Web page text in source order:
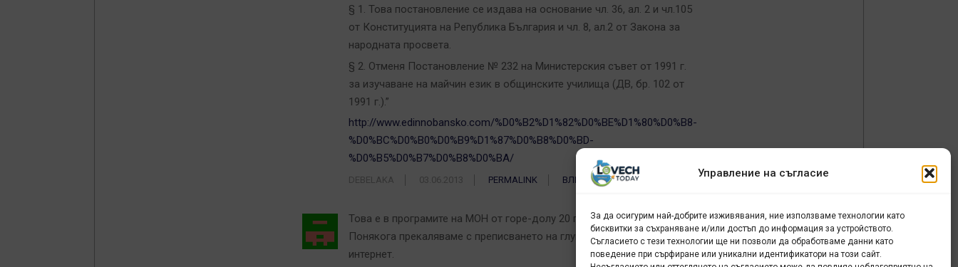
Управление на съгласие
За да осигурим най-добрите изживявания, ние използваме технологии като
бисквитки за съхраняване и/или достъп до информация за устройството.
Съгласието с тези технологии ще ни позволи да обработваме данни като
поведение при сърфиране или уникални идентификатори на този сайт.
§ 1. Това постановление се издава на основание чл. 36, ал. 2 и чл.105
от Конституцията на Република България и чл. 8, ал.2 от Закона за
народната просвета.
§ 2. Отменя Постановление № 232 на Министерския съвет от 1991 г.
за изучаване на майчин език в общинските училища (ДВ, бр. 102 от
1991 г.).”
http://www.edinnobansko.com/%D0%B2%D1%82%D0%BE%D1%80%D0%B8-
%D0%BC%D0%B0%D0%B9%D1%87%D0%B8%D0%BD-
%D0%B5%D0%B7%D0%B8%D0%BA/
DEBELAKA 03.06.2013 PERMALINK ВЛЕЗТЕ, ЗА ДА ОТГОВОРИТЕ
Това е в програмите на МОН от горе-долу 20 години.
Понякога прекаляваме с преписването на глупости от
интернет.